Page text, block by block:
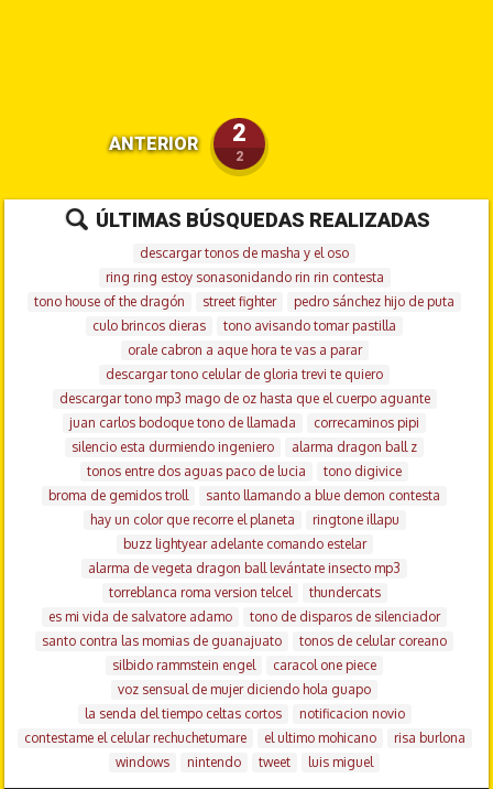
ANTERIOR 2
2
ÚLTIMAS BÚSQUEDAS REALIZADAS
descargar tonos de masha y el oso
ring ring estoy sonasonidando rin rin contesta
tono house of the dragón
street fighter
pedro sánchez hijo de puta
culo brincos dieras
tono avisando tomar pastilla
orale cabron a aque hora te vas a parar
descargar tono celular de gloria trevi te quiero
descargar tono mp3 mago de oz hasta que el cuerpo aguante
juan carlos bodoque tono de llamada
correcaminos pipi
silencio esta durmiendo ingeniero
alarma dragon ball z
tonos entre dos aguas paco de lucia
tono digivice
broma de gemidos troll
santo llamando a blue demon contesta
hay un color que recorre el planeta
ringtone illapu
buzz lightyear adelante comando estelar
alarma de vegeta dragon ball levántate insecto mp3
torreblanca roma version telcel
thundercats
es mi vida de salvatore adamo
tono de disparos de silenciador
santo contra las momias de guanajuato
tonos de celular coreano
silbido rammstein engel
caracol one piece
voz sensual de mujer diciendo hola guapo
la senda del tiempo celtas cortos
notificacion novio
contestame el celular rechuchetumare
el ultimo mohicano
risa burlona
windows
nintendo tweet luis miguel